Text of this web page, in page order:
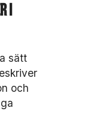
i
sätt
och